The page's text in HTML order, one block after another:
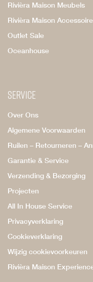
Rivièra Maison Meubels
Rivièra Maison
Outlet Sale
Oceanhouse
Service
Over Ons
Algemene Voorwaarden
Ruilen – Retourneren –
Garantie & Service
Verzending & Bezorging
Projecten
All In House Service
Privacyverklaring
Cookieverklaring
Wijzig cookievoorkeuren
Rivièra Maison